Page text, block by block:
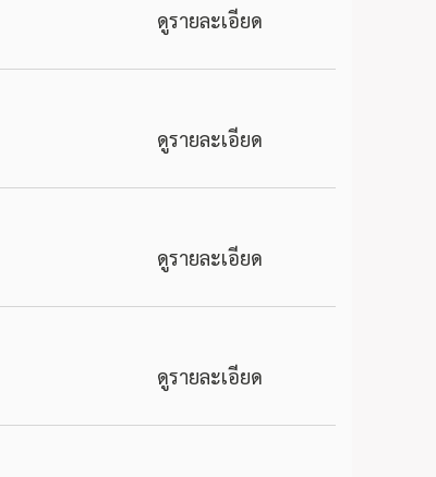
ดูรายละเอียด
ดูรายละเอียด
ดูรายละเอียด
ดูรายละเอียด